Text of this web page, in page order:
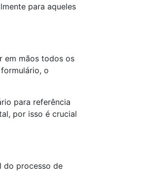
para aqueles
em mãos todos os
o
para referência
por isso é crucial
do processo de